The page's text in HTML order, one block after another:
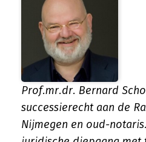
Prof.mr.dr. Bernard
successierecht aan de
Nijmegen en oud-